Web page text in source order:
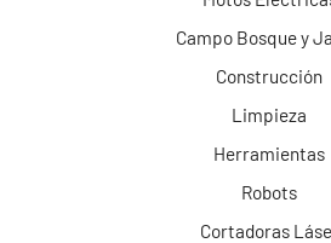
Campo Bosque y
Construcción
Limpieza
Herramientas
Robots
Cortadoras